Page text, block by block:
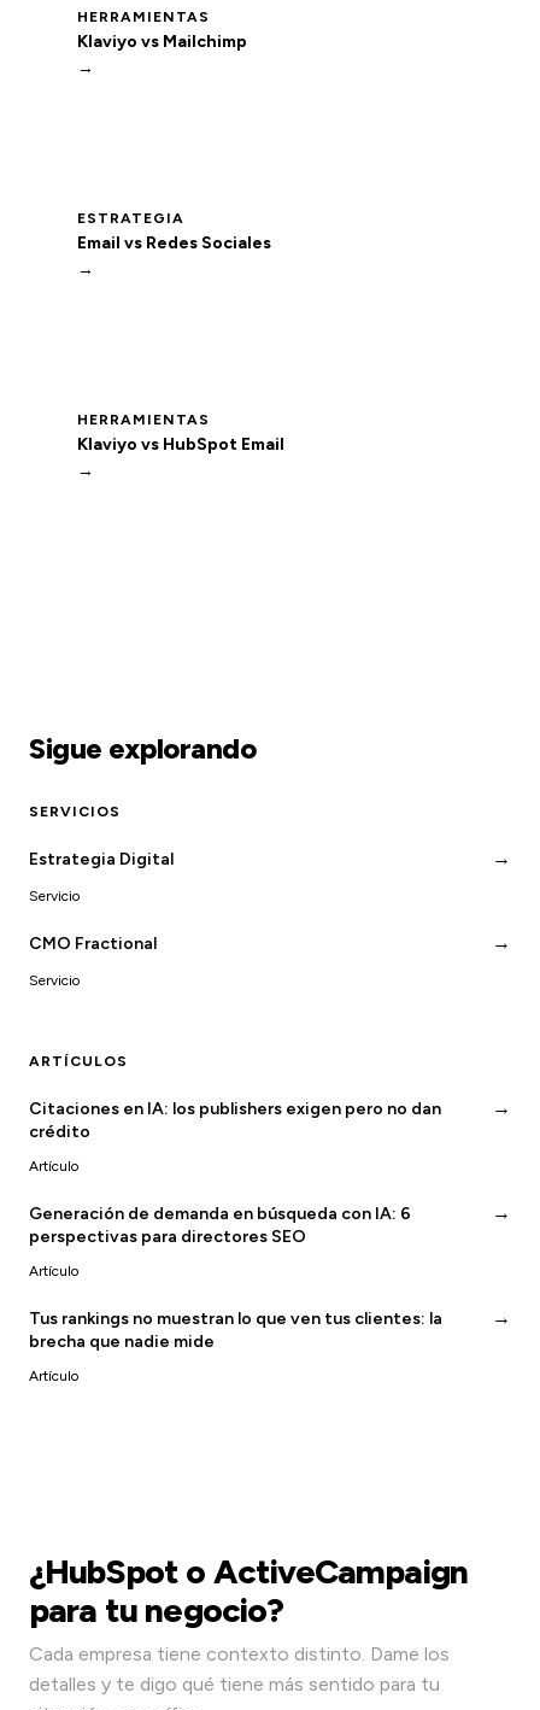
HERRAMIENTAS
Klaviyo vs Mailchimp
→
ESTRATEGIA
Email vs Redes Sociales
→
HERRAMIENTAS
Klaviyo vs HubSpot Email
→
Sigue explorando
SERVICIOS
Estrategia Digital
Servicio
→
CMO Fractional
Servicio
→
ARTÍCULOS
Citaciones en IA: los publishers exigen pero no dan
crédito
Artículo
→
Generación de demanda en búsqueda con IA: 6
perspectivas para directores SEO
Artículo
→
Tus rankings no muestran lo que ven tus clientes: la
brecha que nadie mide
Artículo
→
¿HubSpot o ActiveCampaign
para tu negocio?
Cada empresa tiene contexto distinto. Dame los
detalles y te digo qué tiene más sentido para tu